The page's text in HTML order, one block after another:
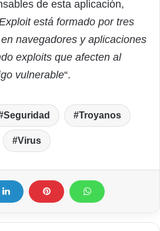
de esta aplicación,
está formado por tres
navegadores y aplicaciones
exploits que afecten al
vulnerable“.
Seguridad Troyanos
Virus